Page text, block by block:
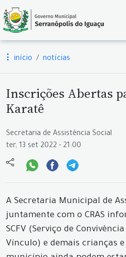
início notícias
Inscrições Abertas
Karatê
Secretaria de Assistência Social
ter, 13 set 2022 - 21:00
A Secretaria Municipal de
juntamente com o CRAS
SCFV (Serviço de
Vínculo) e demais crianças